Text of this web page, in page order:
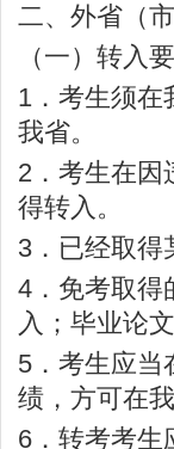
二、外省（
（一）转入
1．考生须在
我省。
2．考生在因
得转入。
3．已经取得
4．免考取得
入；毕业论
5．考生应当
绩，方可在
6．转考考生